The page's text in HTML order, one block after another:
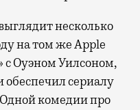
несколько
на том же Apple
с Оуэном Уилсоном,
обеспечил сериалу
комедии про